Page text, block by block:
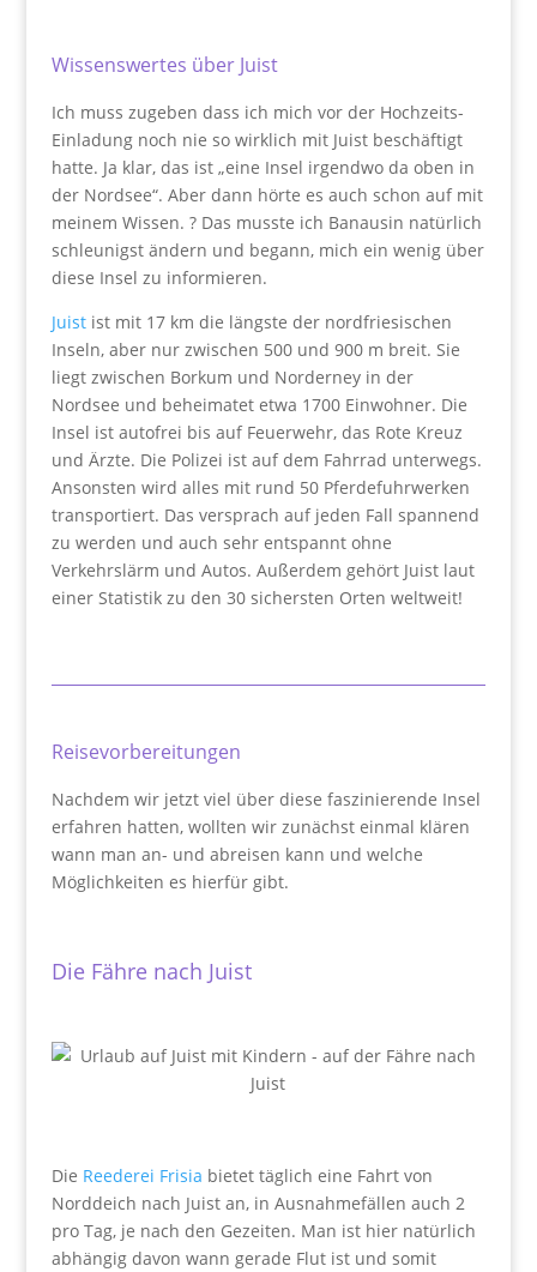
Wissenswertes über Juist
Ich muss zugeben dass ich mich vor der Hochzeits-
Einladung noch nie so wirklich mit Juist beschäftigt
hatte. Ja klar, das ist „eine Insel irgendwo da oben in
der Nordsee“. Aber dann hörte es auch schon auf mit
meinem Wissen. ? Das musste ich Banausin natürlich
schleunigst ändern und begann, mich ein wenig über
diese Insel zu informieren.
Juistist mit 17 km die längste der nordfriesischen
Inseln, aber nur zwischen 500 und 900 m breit. Sie
liegt zwischen Borkum und Norderney in der
Nordsee und beheimatet etwa 1700 Einwohner. Die
Insel ist autofrei bis auf Feuerwehr, das Rote Kreuz
und Ärzte. Die Polizei ist auf dem Fahrrad unterwegs.
Ansonsten wird alles mit rund 50 Pferdefuhrwerken
transportiert. Das versprach auf jeden Fall spannend
zu werden und auch sehr entspannt ohne
Verkehrslärm und Autos. Außerdem gehört Juist laut
einer Statistik zu den 30 sichersten Orten weltweit!
Reisevorbereitungen
Nachdem wir jetzt viel über diese faszinierende Insel
erfahren hatten, wollten wir zunächst einmal klären
wann man an- und abreisen kann und welche
Möglichkeiten es hierfür gibt.
Die Fähre nach Juist
Die Reederei Frisia bietet täglich eine Fahrt von
Norddeich nach Juist an, in Ausnahmefällen auch 2
pro Tag, je nach den Gezeiten. Man ist hier natürlich
abhängig davon wann gerade Flut ist und somit